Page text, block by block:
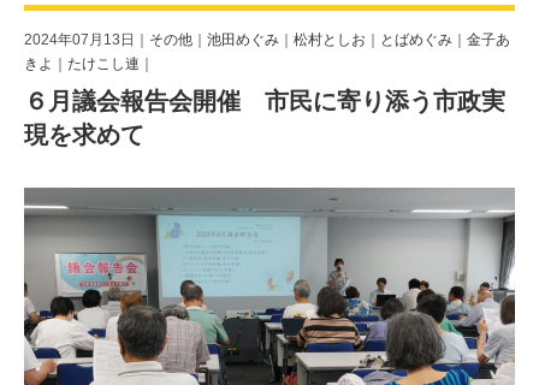
2024年07月13日｜ その他 池田めぐみ 松村としお とばめぐみ
金子あ
きよ
たけこし連
６月議会報告会開催 市民に寄り添う市政実
現を求めて